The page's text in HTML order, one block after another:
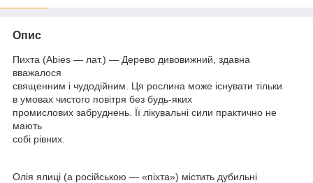
Опис
Пихта (Abies — лат.) ― Дерево дивовижний, здавна
вважалося
священним і чудодійним. Ця рослина може існувати тільки
в умовах чистого повітря без будь-яких
промислових забруднень. Її лікувальні сили практично не
мають
собі рівних.
Олія ялиці (а російською — «піхта») містить дубильні